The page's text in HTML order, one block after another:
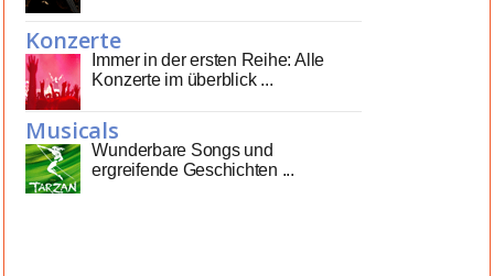
Konzerte
Immer in der ersten Reihe: Alle
Konzerte im überblick ...
Musicals
Wunderbare Songs und
ergreifende Geschichten ...